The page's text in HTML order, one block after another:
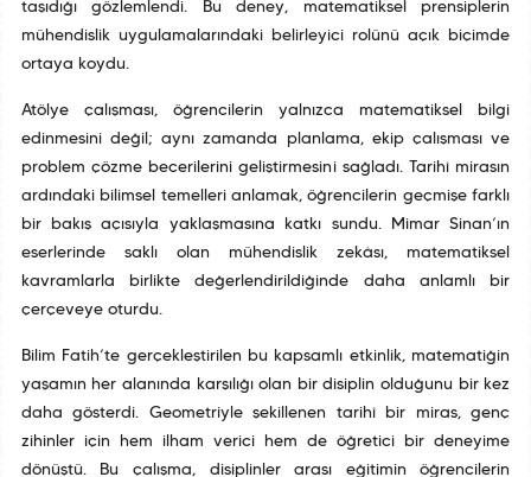
taşıdığı gözlemlendi. Bu deney, matematiksel prensiplerin
mühendislik uygulamalarındaki belirleyici rolünü açık biçimde
ortaya koydu.
Atölye çalışması, öğrencilerin yalnızca matematiksel bilgi
edinmesini değil; aynı zamanda planlama, ekip çalışması ve
problem çözme becerilerini geliştirmesini sağladı. Tarihî mirasın
ardındaki bilimsel temelleri anlamak, öğrencilerin geçmişe farklı
bir bakış açısıyla yaklaşmasına katkı sundu. Mimar Sinan’ın
eserlerinde saklı olan mühendislik zekâsı, matematiksel
kavramlarla birlikte değerlendirildiğinde daha anlamlı bir
çerçeveye oturdu.
Bilim Fatih’te gerçekleştirilen bu kapsamlı etkinlik, matematiğin
yaşamın her alanında karşılığı olan bir disiplin olduğunu bir kez
daha gösterdi. Geometriyle şekillenen tarihî bir miras, genç
zihinler için hem ilham verici hem de öğretici bir deneyime
dönüştü. Bu çalışma, disiplinler arası eğitimin öğrencilerin